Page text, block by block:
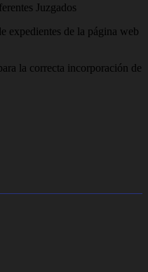
Juzgados
expedientes de la página web
la correcta incorporación de